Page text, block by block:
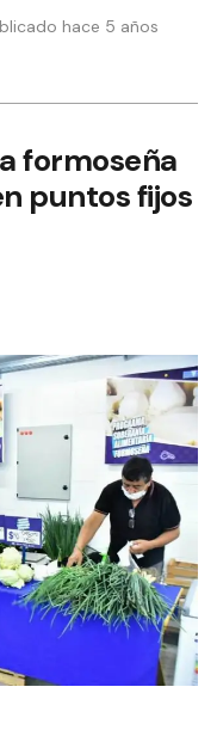
hace 5 años
formoseña
puntos fijos